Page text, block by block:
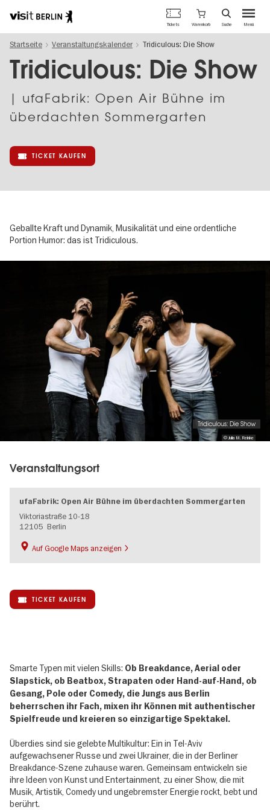
zum
Inhalt
Berlins
offizielles
Tourismusportal
Menü
Tickets Warenkorb Suche
Startseite Veranstaltungskalender Tridiculous: Die Show
Tridiculous: Die Show
| ufaFabrik: Open Air Bühne im
überdachten Sommergarten
TICKET KAUFEN
Geballte Kraft und Dynamik, Musikalität und eine ordentliche
Portion Humor: das ist Tridiculous.
© Julia M. Reinke
Tridiculous: Die Show
Veranstaltungsort
ufaFabrik: Open Air Bühne im überdachten Sommergarten
Viktoriastraße 10-18
12105 Berlin
Auf Google Maps anzeigen
TICKET KAUFEN
Smarte Typen mit vielen Skills: Ob Breakdance, Aerial oder
Slapstick, ob Beatbox, Strapaten oder Hand-auf-Hand, ob
Gesang, Pole oder Comedy, die Jungs aus Berlin
beherrschen ihr Fach, mixen ihr Können mit authentischer
Spielfreude und kreieren so einzigartige Spektakel.
Überdies sind sie gelebte Multikultur: Ein in Tel-Aviv
aufgewachsener Russe und zwei Ukrainer, die in der Berliner
Breakdance-Szene zuhause waren. Gemeinsam entwickeln sie
ihre Ideen von Kunst und Entertainment, zu einer Show, die mit
Musik, Artistik, Comedy und ungebremster Energie rockt, bebt und
berührt.